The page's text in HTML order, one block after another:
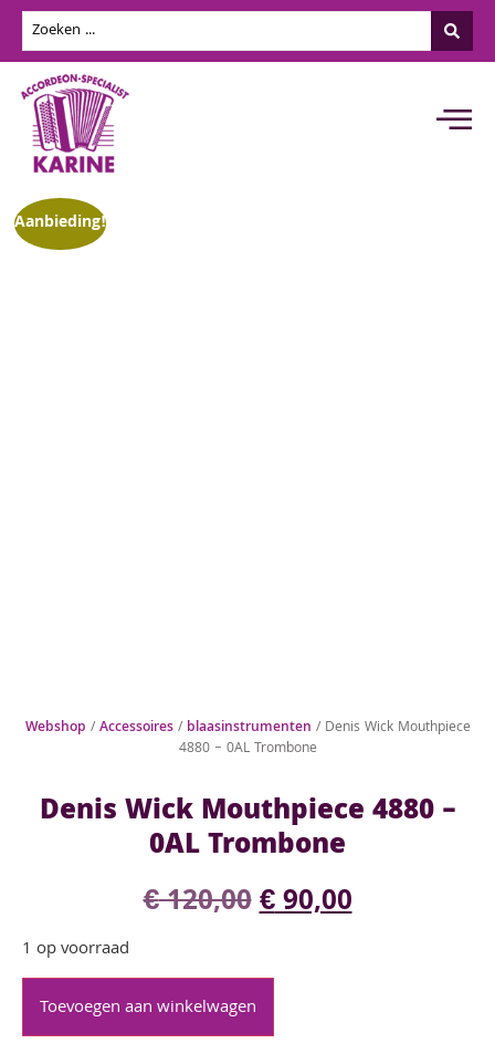
Aanbieding!
Webshop /Accessoires/ blaasinstrumenten / Denis Wick Mouthpiece
4880 – 0AL Trombone
Denis Wick Mouthpiece 4880 –
0AL Trombone
€120,00€90,00
1 op voorraad
Toevoegen aan winkelwagen